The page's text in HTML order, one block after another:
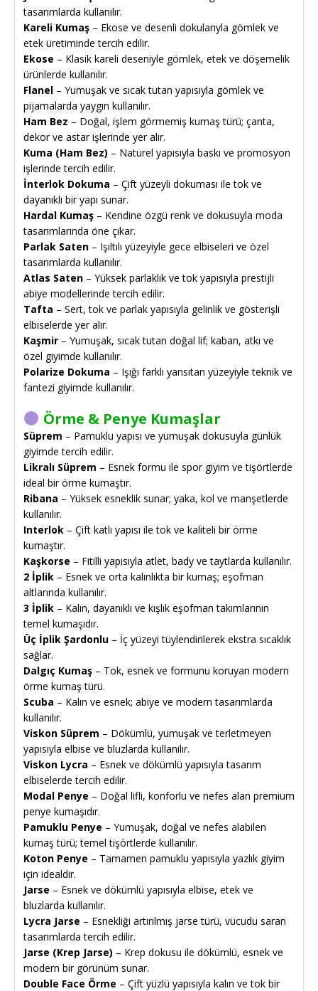
tasarımlarda kullanılır.
Kareli Kumaş – Ekose ve desenli dokularıyla gömlek ve
etek üretiminde tercih edilir.
Ekose – Klasik kareli deseniyle gömlek, etek ve döşemelik
ürünlerde kullanılır.
Flanel – Yumuşak ve sıcak tutan yapısıyla gömlek ve
pijamalarda yaygın kullanılır.
Ham Bez – Doğal, işlem görmemiş kumaş türü; çanta,
dekor ve astar işlerinde yer alır.
Kuma (Ham Bez) – Naturel yapısıyla baskı ve promosyon
işlerinde tercih edilir.
İnterlok Dokuma – Çift yüzeyli dokuması ile tok ve
dayanıklı bir yapı sunar.
Hardal Kumaş – Kendine özgü renk ve dokusuyla moda
tasarımlarında öne çıkar.
Parlak Saten – Işıltılı yüzeyiyle gece elbiseleri ve özel
tasarımlarda kullanılır.
Atlas Saten – Yüksek parlaklık ve tok yapısıyla prestijli
abiye modellerinde tercih edilir.
Tafta – Sert, tok ve parlak yapısıyla gelinlik ve gösterişli
elbiselerde yer alır.
Kaşmir – Yumuşak, sıcak tutan doğal lif; kaban, atkı ve
özel giyimde kullanılır.
Polarize Dokuma – Işığı farklı yansıtan yüzeyiyle teknik ve
fantezi giyimde kullanılır.
Örme & Penye Kumaşlar
Süprem – Pamuklu yapısı ve yumuşak dokusuyla günlük
giyimde tercih edilir.
Likralı Süprem – Esnek formu ile spor giyim ve tişörtlerde
ideal bir örme kumaştır.
Ribana – Yüksek esneklik sunar; yaka, kol ve manşetlerde
kullanılır.
Interlok – Çift katlı yapısı ile tok ve kaliteli bir örme
kumaştır.
Kaşkorse – Fitilli yapısıyla atlet, bady ve taytlarda kullanılır.
2 İplik – Esnek ve orta kalınlıkta bir kumaş; eşofman
altlarında kullanılır.
3 İplik – Kalın, dayanıklı ve kışlık eşofman takımlarının
temel kumaşıdır.
Üç İplik Şardonlu – İç yüzeyi tüylendirilerek ekstra sıcaklık
sağlar.
Dalgıç Kumaş – Tok, esnek ve formunu koruyan modern
örme kumaş türü.
Scuba – Kalın ve esnek; abiye ve modern tasarımlarda
kullanılır.
Viskon Süprem – Dökümlü, yumuşak ve terletmeyen
yapısıyla elbise ve bluzlarda kullanılır.
Viskon Lycra – Esnek ve dökümlü yapısıyla tasarım
elbiselerde tercih edilir.
Modal Penye – Doğal lifli, konforlu ve nefes alan premium
penye kumaşıdır.
Pamuklu Penye – Yumuşak, doğal ve nefes alabilen
kumaş türü; temel tişörtlerde kullanılır.
Koton Penye – Tamamen pamuklu yapısıyla yazlık giyim
için idealdir.
Jarse – Esnek ve dökümlü yapısıyla elbise, etek ve
bluzlarda kullanılır.
Lycra Jarse – Esnekliği artırılmış jarse türü, vücudu saran
tasarımlarda tercih edilir.
Jarse (Krep Jarse) – Krep dokusu ile dökümlü, esnek ve
modern bir görünüm sunar.
Double Face Örme – Çift yüzlü yapısıyla kalın ve tok bir